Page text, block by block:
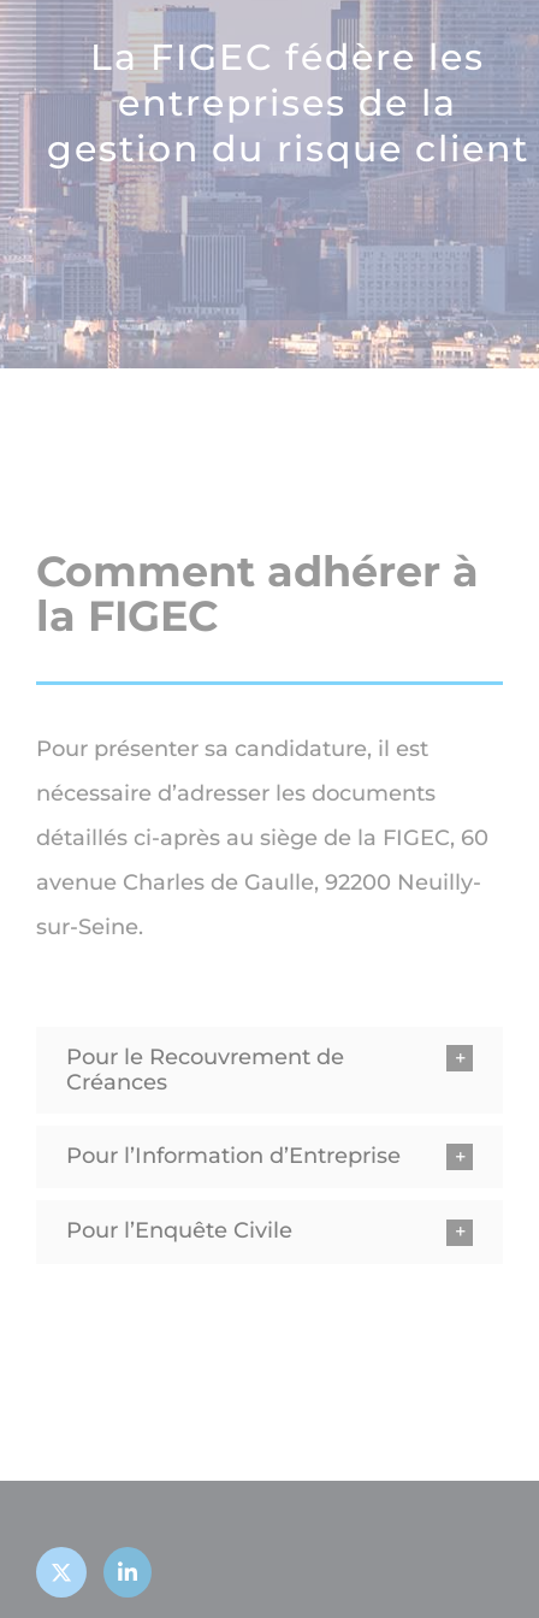
La FIGEC fédère les
entreprises de la
gestion du risque client
Comment adhérer à
la FIGEC
Pour présenter sa candidature, il est
nécessaire d’adresser les documents
détaillés ci-après au siège de la FIGEC, 60
avenue Charles de Gaulle, 92200 Neuilly-
sur-Seine.
Pour le Recouvrement de
Créances
Pour l’Information d’Entreprise
Pour l’Enquête Civile